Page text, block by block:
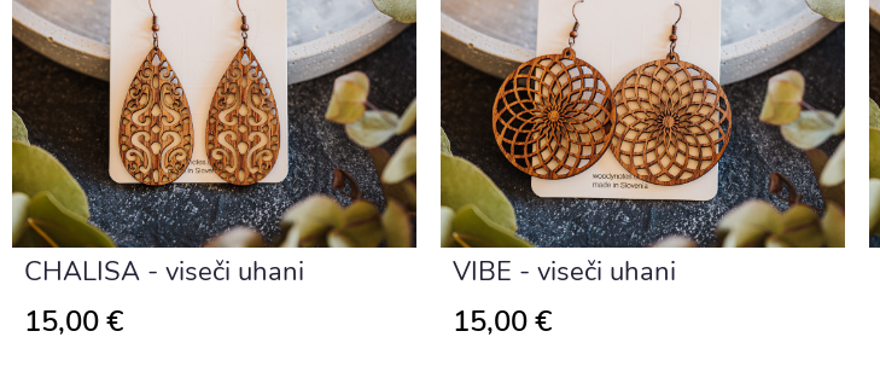
CHALISA - viseči uhani
15,00 €
VIBE - viseči uhani
15,00 €